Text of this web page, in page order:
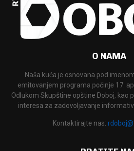
O NAMA
Naša kuća je osnovana pod
emitovanjem programa počinje 17.
Odlukom Skupštine opštine Doboj, kao
interesa za zadovoljavanje
Kontaktirajte nas: